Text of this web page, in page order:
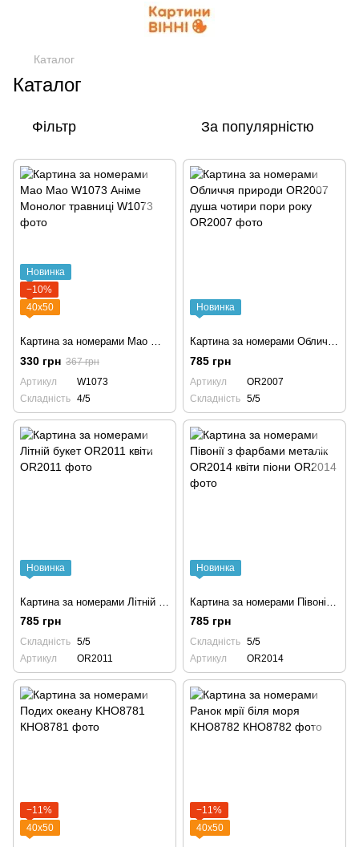
Каталог
Каталог
Фільтр За популярністю
Новинка
−10%
40х50
Картина за номерами Мао Мао W1073 Аніме Монолог травниці
330 грн 367 грн
Артикул
W1073
Складність 4/5
Новинка
Картина за номерами Обличчя природи OR2007 душа чотири пори року
785 грн
Артикул
OR2007
Складність 5/5
Новинка
785 грн
Складність 5/5
Артикул
OR2011
Новинка
785 грн
Складність 5/5
Артикул
OR2014
−11%
40х50
−11%
40х50